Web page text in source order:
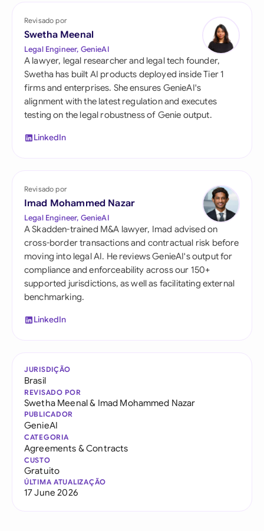
Revisado por
Swetha Meenal
Legal Engineer, GenieAI
A lawyer, legal researcher and legal tech founder,
Swetha has built AI products deployed inside Tier 1
firms and enterprises. She ensures GenieAI's
alignment with the latest regulation and executes
testing on the legal robustness of Genie output.
LinkedIn
Revisado por
Imad Mohammed Nazar
Legal Engineer, GenieAI
A Skadden-trained M&A lawyer, Imad advised on
cross-border transactions and contractual risk before
moving into legal AI. He reviews GenieAI's output for
compliance and enforceability across our 150+
supported jurisdictions, as well as facilitating external
benchmarking.
LinkedIn
JURISDIÇÃO
Brasil
REVISADO POR
Swetha Meenal& Imad Mohammed Nazar
PUBLICADOR
GenieAI
CATEGORIA
Agreements & Contracts
CUSTO
Gratuito
ÚLTIMA ATUALIZAÇÃO
17 June 2026